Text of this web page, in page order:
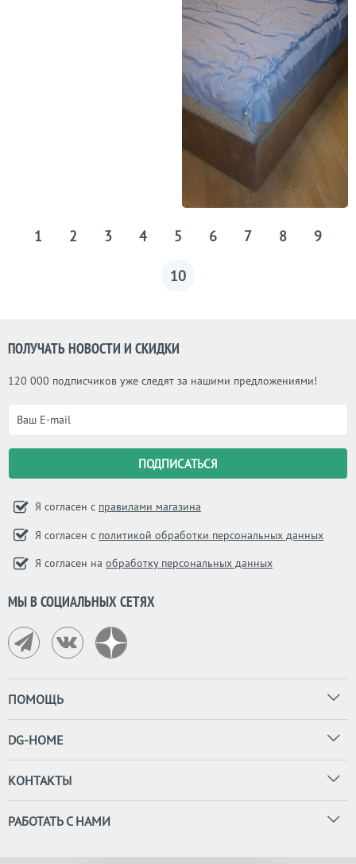
1 2 3 4 5 6 7 8 9
10
ПОЛУЧАТЬ НОВОСТИ И СКИДКИ
120 000 подписчиков уже следят за нашими предложениями!
Я согласен с правилами магазина
Я согласен с политикой обработки персональных данных
Я согласен на обработку персональных данных
МЫ В СОЦИАЛЬНЫХ СЕТЯХ
ПОМОЩЬ
DG-HOME
КОНТАКТЫ
РАБОТАТЬ С НАМИ